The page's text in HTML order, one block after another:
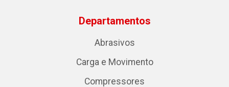
Departamentos
Abrasivos
Carga e Movimento
Compressores